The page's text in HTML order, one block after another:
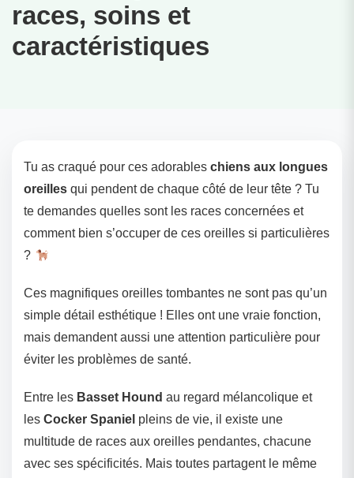
races, soins et
caractéristiques
Tu as craqué pour ces adorables chiens aux longues
oreilles qui pendent de chaque côté de leur tête ? Tu
te demandes quelles sont les races concernées et
comment bien s’occuper de ces oreilles si particulières
?
Ces magnifiques oreilles tombantes ne sont pas qu’un
simple détail esthétique ! Elles ont une vraie fonction,
mais demandent aussi une attention particulière pour
éviter les problèmes de santé.
Entre les Basset Hound au regard mélancolique et
les Cocker Spaniel pleins de vie, il existe une
multitude de races aux oreilles pendantes, chacune
avec ses spécificités. Mais toutes partagent le même